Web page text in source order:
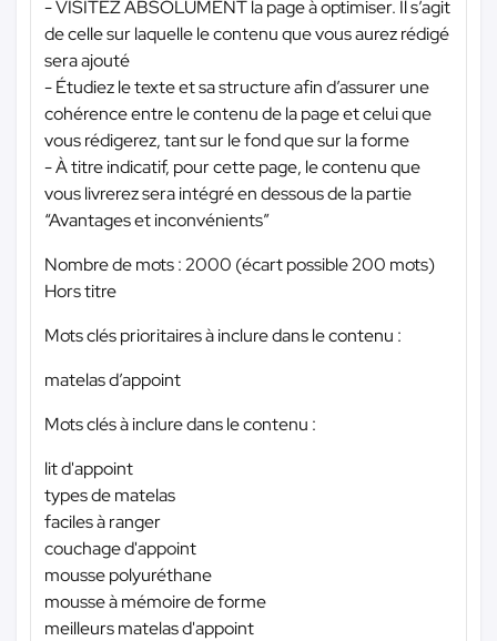
- VISITEZ ABSOLUMENT la page à optimiser. Il s’agit
de celle sur laquelle le contenu que vous aurez rédigé
sera ajouté
- Étudiez le texte et sa structure afin d’assurer une
cohérence entre le contenu de la page et celui que
vous rédigerez, tant sur le fond que sur la forme
- À titre indicatif, pour cette page, le contenu que
vous livrerez sera intégré en dessous de la partie
“Avantages et inconvénients”
Nombre de mots : 2000 (écart possible 200 mots)
Hors titre
Mots clés prioritaires à inclure dans le contenu :
matelas d’appoint
Mots clés à inclure dans le contenu :
lit d'appoint
types de matelas
faciles à ranger
couchage d'appoint
mousse polyuréthane
mousse à mémoire de forme
meilleurs matelas d'appoint